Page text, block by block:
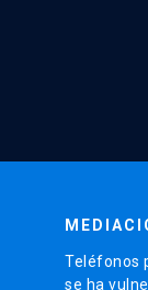
Teléfonos
se ha